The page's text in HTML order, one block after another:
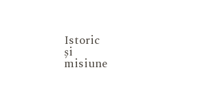
Istoric
și
misiune